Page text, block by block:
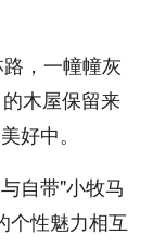
，一幢幢灰
木屋保留来
好中。
自带"小牧马
个性魅力相互